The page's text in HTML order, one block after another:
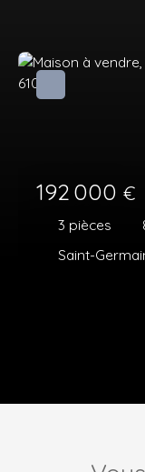
192 000 €
3 pièces
Saint-